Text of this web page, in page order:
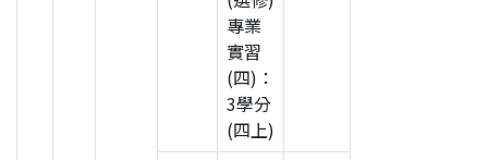
專業
實習
(四)：
3學分
(四上)